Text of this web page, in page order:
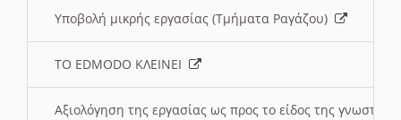
Υποβολή μικρής εργασίας (Τμήματα Ραγάζου)
ΤΟ EDMODO ΚΛΕΙΝΕΙ
Αξιολόγηση της εργασίας ως προς το είδος της